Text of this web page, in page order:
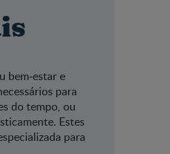
bem‑estar e
para
do tempo, ou
Estes
para